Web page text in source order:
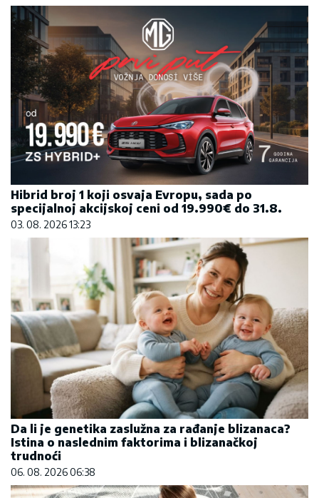
Hibrid broj 1 koji osvaja Evropu, sada po
specijalnoj akcijskoj ceni od 19.990€ do 31.8.
03. 08. 2026 13:23
Da li je genetika zaslužna za rađanje blizanaca?
Istina o naslednim faktorima i blizanačkoj
trudnoći
06. 08. 2026 06:38